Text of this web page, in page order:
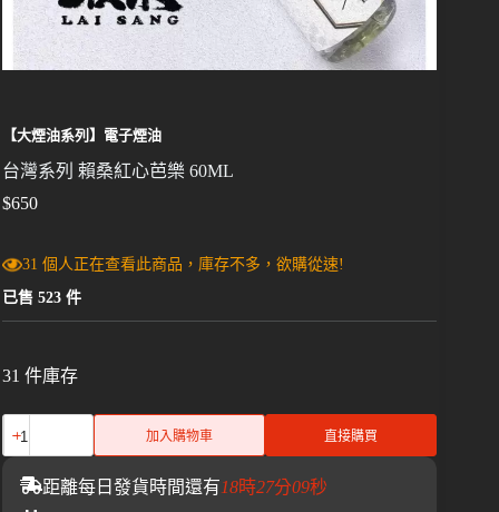
【大煙油系列】電子煙油
台灣系列 賴桑紅心芭樂 60ML
$650
31 個人正在查看此商品，庫存不多，欲購從速!
已售 523 件
31 件庫存
加入購物車 直接購買
距離每日發貨時間還有18時27分09秒